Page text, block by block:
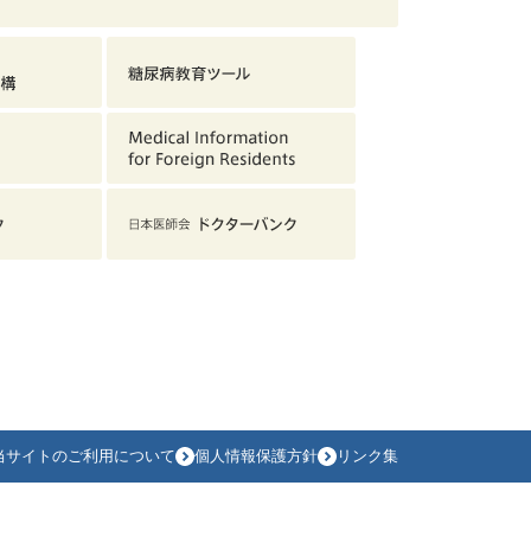
サイトのご利用について 個人情報保護方針 リンク集